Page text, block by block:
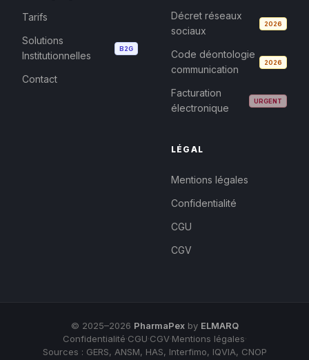
Tarifs
Solutions
Institutionnelles
B2G
Contact
Décret réseaux
sociaux
2026
Code déontologie
communication
2026
Facturation
électronique
URGENT
LÉGAL
Mentions légales
Confidentialité
CGU
CGV
© 2025–2026 PharmaPexby ELMARQ
Confidentialité·CGU·CGV·Mentions légales·
Sources : GERS, ANSM, HAS, Interfimo, IQVIA, CNOP